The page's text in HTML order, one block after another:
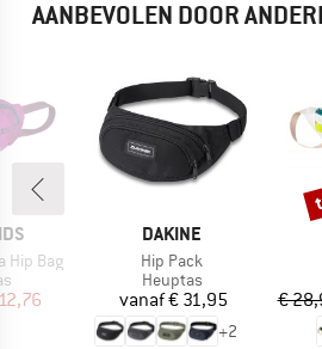
AANBEVOLEN DOOR
Hip Bag
prijs
MERK
DAKINE
Artikel
Hip Pack
Productgroep
Heuptas
Prijs
vanaf€ 31,95
+2
€